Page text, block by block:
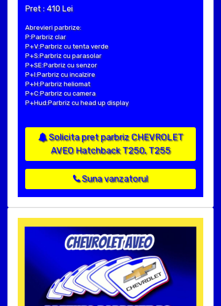
Pret : 410 Lei
Abrevieri parbrize:
P:Parbriz clar
P+V:Parbriz cu tenta verde
P+S:Parbriz cu parasolar
P+SE:Parbriz cu senzor
P+I:Parbriz cu incalzire
P+H:Parbriz heliomat
P+C:Parbriz cu camera
P+Hud:Parbriz cu head up display
Solicita pret parbriz CHEVROLET
AVEO Hatchback T250, T255
Suna vanzatorul